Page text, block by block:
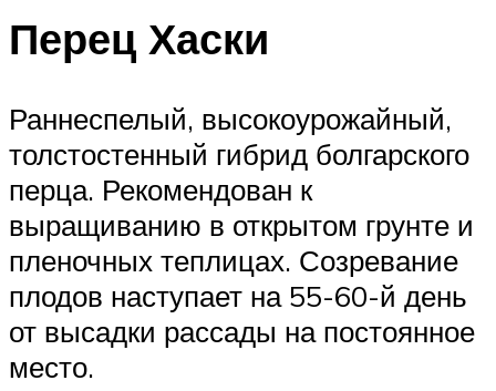
Перец Хаски
Раннеспелый, высокоурожайный,
толстостенный гибрид болгарского
перца. Рекомендован к
выращиванию в открытом грунте и
пленочных теплицах. Созревание
плодов наступает на 55-60-й день
от высадки рассады на постоянное
место.